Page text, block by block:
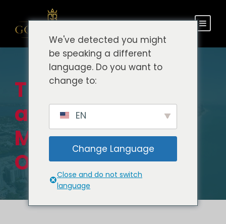
Traslado do
aeroporto de
Miami para
Orlando
We've detected you might
be speaking a different
language. Do you want to
change to:
EN
Change Language
Close and do not switch
language